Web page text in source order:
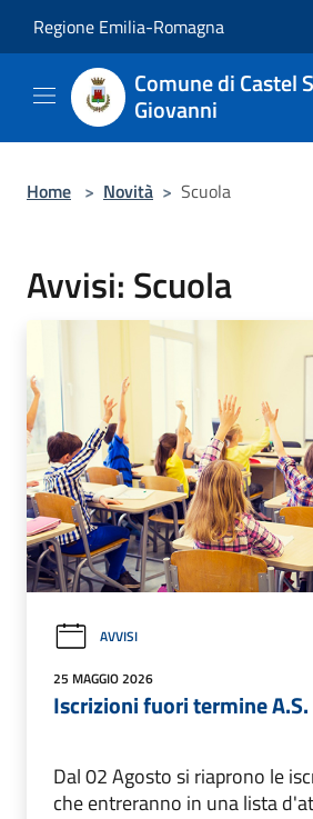
Regione Emilia-Romagna
Comune di Castel
Giovanni
Home > Novità > Scuola
Avvisi: Scuola
AVVISI
25 MAGGIO 2026
Iscrizioni fuori termine
Dal 02 Agosto si riaprono le
che entreranno in una lista